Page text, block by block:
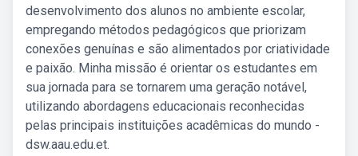
desenvolvimento dos alunos no ambiente escolar,
empregando métodos pedagógicos que priorizam
conexões genuínas e são alimentados por criatividade
e paixão. Minha missão é orientar os estudantes em
sua jornada para se tornarem uma geração notável,
utilizando abordagens educacionais reconhecidas
pelas principais instituições acadêmicas do mundo -
dsw.aau.edu.et.